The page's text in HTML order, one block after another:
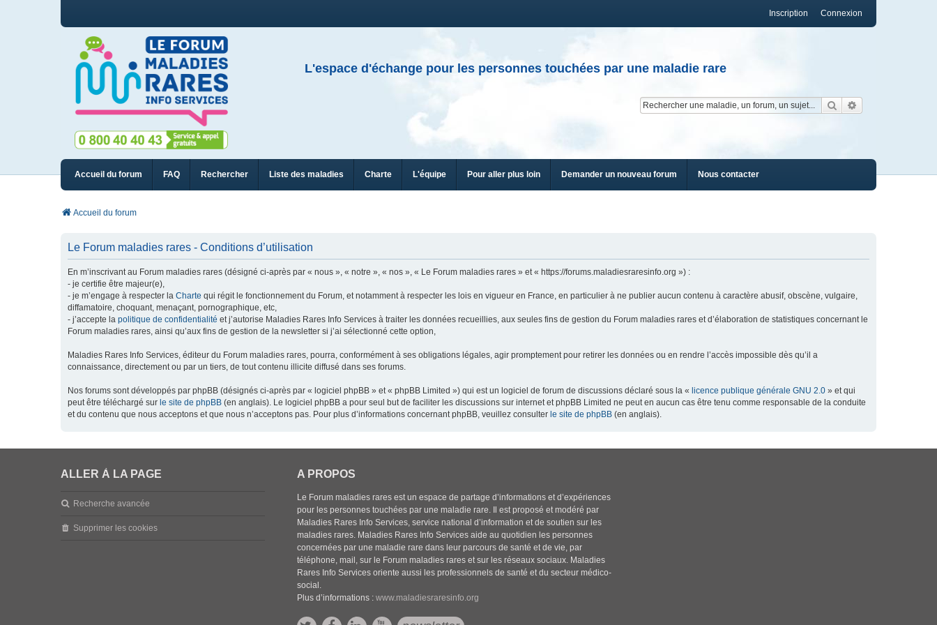
Connexion
Inscription
L'espace d'échange pour les personnes touchées par une maladie rare
Rechercher
Accueil du forum FAQ Rechercher Liste des maladies Charte L'équipe Pour aller plus loin Demander un nouveau forum Nous contacter
Accueil du forum
Le Forum maladies rares - Conditions d’utilisation
En m’inscrivant au Forum maladies rares (désigné ci-après par « nous », « notre », « nos », « Le Forum maladies rares » et « https://forums.maladiesraresinfo.org ») :
- je certifie être majeur(e),
- je m’engage à respecter la Charte qui régit le fonctionnement du Forum, et notamment à respecter les lois en vigueur en France, en particulier à ne publier aucun contenu à caractère abusif, obscène, vulgaire,
diffamatoire, choquant, menaçant, pornographique, etc,
- j’accepte la politique de confidentialité et j’autorise Maladies Rares Info Services à traiter les données recueillies, aux seules fins de gestion du Forum maladies rares et d’élaboration de statistiques concernant le
Forum maladies rares, ainsi qu’aux fins de gestion de la newsletter si j’ai sélectionné cette option,
Maladies Rares Info Services, éditeur du Forum maladies rares, pourra, conformément à ses obligations légales, agir promptement pour retirer les données ou en rendre l’accès impossible dès qu’il a
connaissance, directement ou par un tiers, de tout contenu illicite diffusé dans ses forums.
Nos forums sont développés par phpBB (désignés ci-après par « logiciel phpBB » et « phpBB Limited ») qui est un logiciel de forum de discussions déclaré sous la « licence publique générale GNU 2.0 » et qui
peut être téléchargé sur le site de phpBB (en anglais). Le logiciel phpBB a pour seul but de faciliter les discussions sur internet et phpBB Limited ne peut en aucun cas être tenu comme responsable de la conduite
et du contenu que nous acceptons et que nous n’acceptons pas. Pour plus d’informations concernant phpBB, veuillez consulter le site de phpBB (en anglais).
ALLER À LA PAGE
Recherche avancée
Supprimer les cookies
A PROPOS
Le Forum maladies rares est un espace de partage d’informations et d’expériences
pour les personnes touchées par une maladie rare. Il est proposé et modéré par
Maladies Rares Info Services, service national d’information et de soutien sur les
maladies rares. Maladies Rares Info Services aide au quotidien les personnes
concernées par une maladie rare dans leur parcours de santé et de vie, par
téléphone, mail, sur le Forum maladies rares et sur les réseaux sociaux. Maladies
Rares Info Services oriente aussi les professionnels de santé et du secteur médico-
social.
Plus d’informations :www.maladiesraresinfo.org